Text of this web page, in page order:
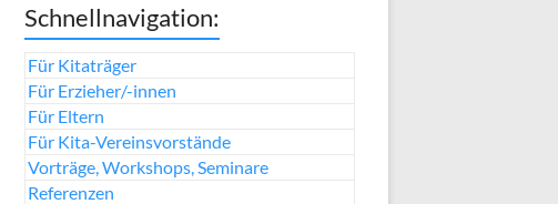
Schnellnavigation:
Für Kitaträger
Für Erzieher/-innen
Für Eltern
Für Kita-Vereinsvorstände
Vorträge, Workshops, Seminare
Referenzen